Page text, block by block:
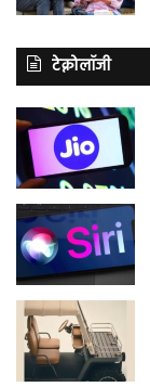
टेक्नोलॉजी